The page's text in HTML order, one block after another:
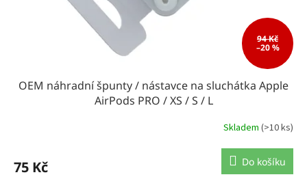
94 Kč
–20 %
OEM náhradní špunty / nástavce na sluchátka Apple
AirPods PRO / XS / S / L
Skladem (>10 ks)
75 Kč Do košíku